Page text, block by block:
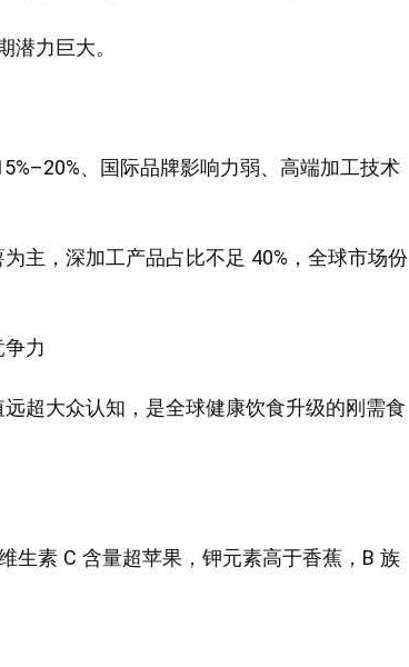
力巨大。
、国际品牌影响力弱、高端加工技术
主，深加工产品占比不足 40%，全球市场份
力
超大众认知，是全球健康饮食升级的刚需食
生素 C 含量超苹果，钾元素高于香蕉，B 族